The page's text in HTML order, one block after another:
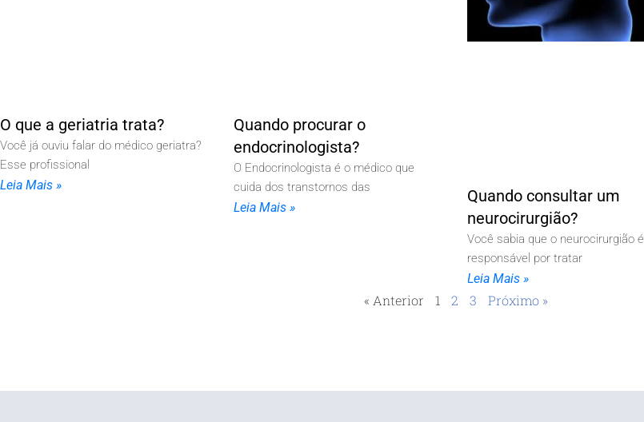
O que a geriatria trata?
Você já ouviu falar do médico geriatra?
Esse profissional
Leia Mais »
Quando procurar o
endocrinologista?
O Endocrinologista é o médico que
cuida dos transtornos das
Leia Mais »
Quando consultar um
neurocirurgião?
Você sabia que o neurocirurgião é
responsável por tratar
Leia Mais »
« Anterior 1 2 3 Próximo »